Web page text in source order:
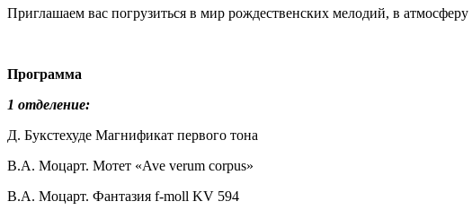
Приглашаем вас погрузиться в мир рождественских мелодий, в
Программа
1 отделение:
Д. Букстехуде Магнификат первого тона
В.А. Моцарт. Мотет «Ave verum corpus»
В.А. Моцарт. Фантазия f-moll KV 594